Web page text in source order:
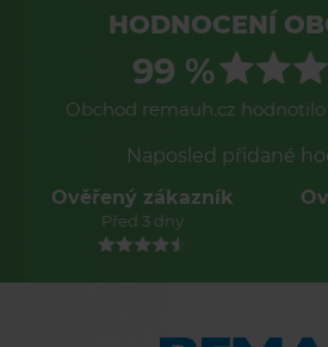
HODNOCENÍ
99 %
Obchod remauh.cz
Naposled přidané
Ověřený zákazník
Před 3 dny